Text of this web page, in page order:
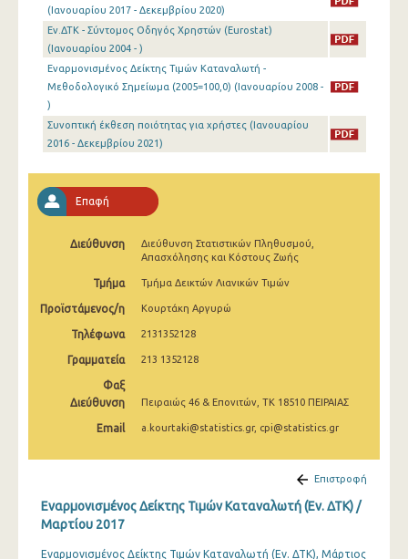
Αυγούστου 2025
Ιουλίου 2025
Μαΐου 2025
Μαρτίου 2025
Ιανουαρίου 2025
Νοεμβρίου 2024
Οκτωβρίου 2024
Σεπτεμβρίου 2024
Αυγούστου 2024
Ιουλίου 2024
Μαΐου 2024
(Ιανουαρίου 2017 - Δεκεμβρίου 2020)
Εν.ΔΤΚ - Σύντομος Οδηγός Χρηστών (Eurostat)
(Ιανουαρίου 2004 - )
Εναρμονισμένος Δείκτης Τιμών Καταναλωτή -
Μεθοδολογικό Σημείωμα (2005=100,0) (Ιανουαρίου 2008 -
)
Συνοπτική έκθεση ποιότητας για χρήστες (Ιανουαρίου
2016 - Δεκεμβρίου 2021)
Επαφή
Διεύθυνση
Διεύθυνση Στατιστικών Πληθυσμού,
Απασχόλησης και Κόστους Ζωής
Τμήμα Τμήμα Δεικτών Λιανικών Τιμών
Προϊστάμενος/η Κουρτάκη Αργυρώ
Τηλέφωνα 2131352128
Γραμματεία 213 1352128
Φαξ
Διεύθυνση
Πειραιώς 46 & Επονιτών, ΤΚ 18510 ΠΕΙΡΑΙΑΣ
Email a.kourtaki@statistics.gr, cpi@statistics.gr
Επιστροφή
Εναρμονισμένος Δείκτης Τιμών Καταναλωτή (Εν. ΔΤΚ) /
Μαρτίου 2017
Εναρμονισμένος Δείκτης Τιμών Καταναλωτή (Εν. ΔΤΚ), Μάρτιος